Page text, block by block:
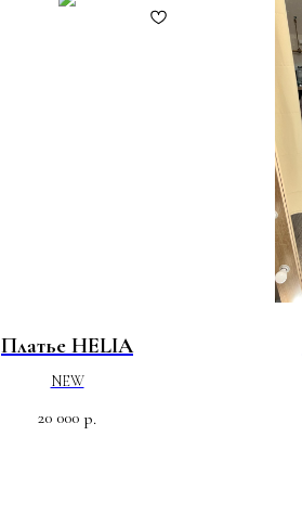
Платье HELIA
NEW
20 000 р.